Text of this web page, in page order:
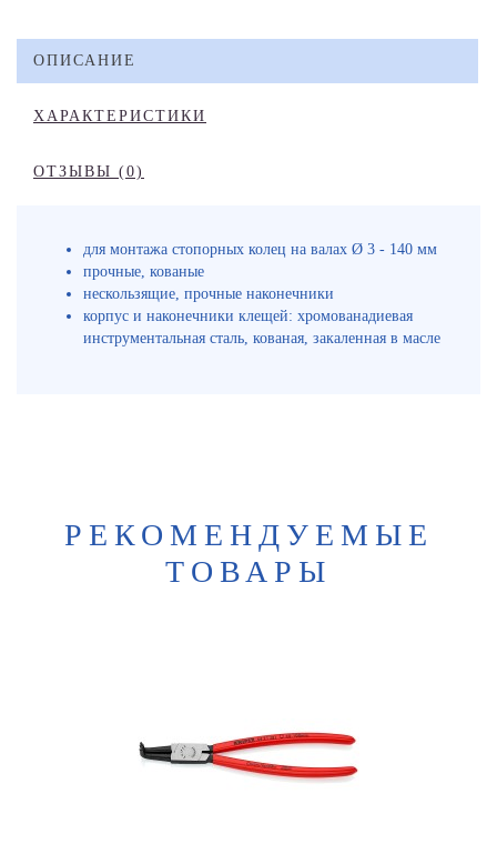
ОПИСАНИЕ
ХАРАКТЕРИСТИКИ
ОТЗЫВЫ (0)
для монтажа стопорных колец на валах Ø 3 - 140 мм
прочные, кованые
нескользящие, прочные наконечники
корпус и наконечники клещей: хромованадиевая
инструментальная сталь, кованая, закаленная в масле
РЕКОМЕНДУЕМЫЕ
ТОВАРЫ